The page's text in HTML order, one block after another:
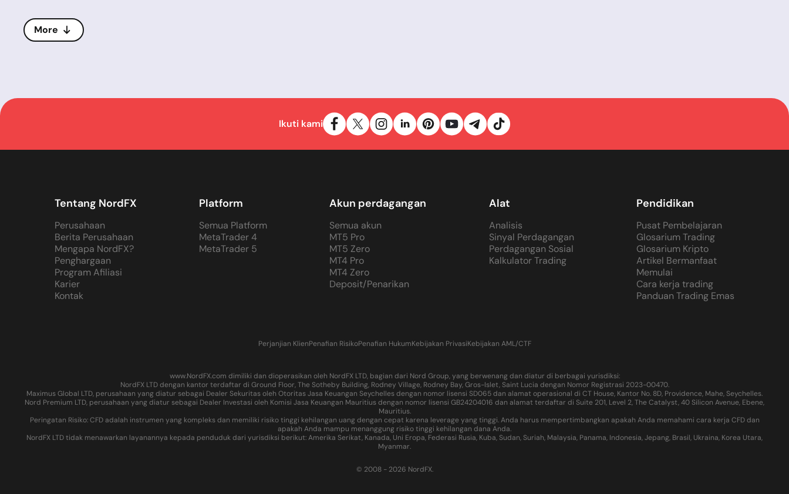
NordFX provides access to MetaTrader 4 (MT4) and MetaTrader 5 (MT5), the latter adding to the already comprehensive trading experience provided by MT4. Both
platforms are celebrated for their near-ideal solutions for online trading, acknowledged by experts and millions of traders worldwide.
MT4 is renowned for its extensive technical analysis capabilities, with numerous built-in indicators and thousands of custom indicators that can be easily integrated. It
and broader access to financial markets.
Both platforms enable efficient and reliable order processing, the ability to track multiple open orders, and the implementation of various trading strategies simultaneously.
They also provide direct access to the MQL5.community portal, a vast online platform where traders can access crucial information, communicate with peers globally, and
More
Ikuti kami
Tentang NordFX
Perusahaan
Berita Perusahaan
Mengapa NordFX?
Penghargaan
Program Afiliasi
Karier
Kontak
Platform
Semua Platform
MetaTrader 4
MetaTrader 5
Akun perdagangan
Semua akun
MT5 Pro
MT5 Zero
MT4 Pro
MT4 Zero
Deposit/Penarikan
Alat
Analisis
Sinyal Perdagangan
Perdagangan Sosial
Kalkulator Trading
Pendidikan
Pusat Pembelajaran
Glosarium Trading
Glosarium Kripto
Artikel Bermanfaat
Memulai
Cara kerja trading
Panduan Trading Emas
Perjanjian KlienPenafian RisikoPenafian HukumKebijakan PrivasiKebijakan AML/CTF
www.NordFX.com dimiliki dan dioperasikan oleh NordFX LTD, bagian dari Nord Group, yang berwenang dan diatur di berbagai yurisdiksi:
NordFX LTD dengan kantor terdaftar di Ground Floor, The Sotheby Building, Rodney Village, Rodney Bay, Gros-Islet, Saint Lucia dengan Nomor Registrasi 2023-00470.
Maximus Global LTD, perusahaan yang diatur sebagai Dealer Sekuritas oleh Otoritas Jasa Keuangan Seychelles dengan nomor lisensi SD065 dan alamat operasional di CT House, Kantor No. 8D, Providence, Mahe, Seychelles.
Nord Premium LTD, perusahaan yang diatur sebagai Dealer Investasi oleh Komisi Jasa Keuangan Mauritius dengan nomor lisensi GB24204016 dan alamat terdaftar di Suite 201, Level 2, The Catalyst, 40 Silicon Avenue, Ebene,
Mauritius.
Peringatan Risiko: CFD adalah instrumen yang kompleks dan memiliki risiko tinggi kehilangan uang dengan cepat karena leverage yang tinggi. Anda harus mempertimbangkan apakah Anda memahami cara kerja CFD dan
apakah Anda mampu menanggung risiko tinggi kehilangan dana Anda.
NordFX LTD tidak menawarkan layanannya kepada penduduk dari yurisdiksi berikut: Amerika Serikat, Kanada, Uni Eropa, Federasi Rusia, Kuba, Sudan, Suriah, Malaysia, Panama, Indonesia, Jepang, Brasil, Ukraina, Korea Utara,
Myanmar.
© 2008 - 2026 NordFX.